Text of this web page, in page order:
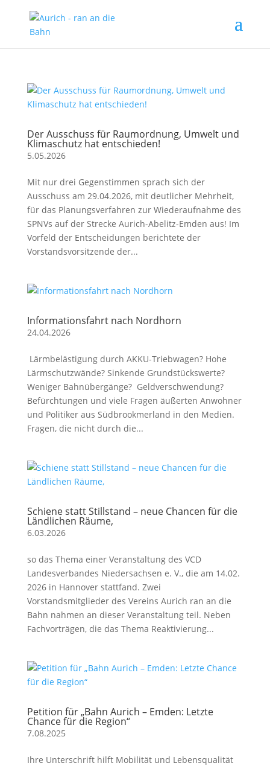
Der Ausschuss für Raumordnung, Umwelt und
Klimaschutz hat entschieden!
5.05.2026
Mit nur drei Gegenstimmen sprach sich der
Ausschuss am 29.04.2026, mit deutlicher Mehrheit,
für das Planungsverfahren zur Wiederaufnahme des
SPNVs auf der Strecke Aurich-Abelitz-Emden aus! Im
Vorfeld der Entscheidungen berichtete der
Vorstandsvorsitzende der...
Informationsfahrt nach Nordhorn
24.04.2026
Lärmbelästigung durch AKKU-Triebwagen? Hohe
Lärmschutzwände? Sinkende Grundstückswerte?
Weniger Bahnübergänge? Geldverschwendung?
Befürchtungen und viele Fragen äußerten Anwohner
und Politiker aus Südbrookmerland in den Medien.
Fragen, die nicht durch die...
Schiene statt Stillstand – neue Chancen für die
Ländlichen Räume,
6.03.2026
so das Thema einer Veranstaltung des VCD
Landesverbandes Niedersachsen e. V., die am 14.02.
2026 in Hannover stattfand. Zwei
Vorstandsmitglieder des Vereins Aurich ran an die
Bahn nahmen an dieser Veranstaltung teil. Neben
Fachvorträgen, die das Thema Reaktivierung...
Petition für „Bahn Aurich – Emden: Letzte
Chance für die Region“
7.08.2025
Ihre Unterschrift hilft Mobilität und Lebensqualität